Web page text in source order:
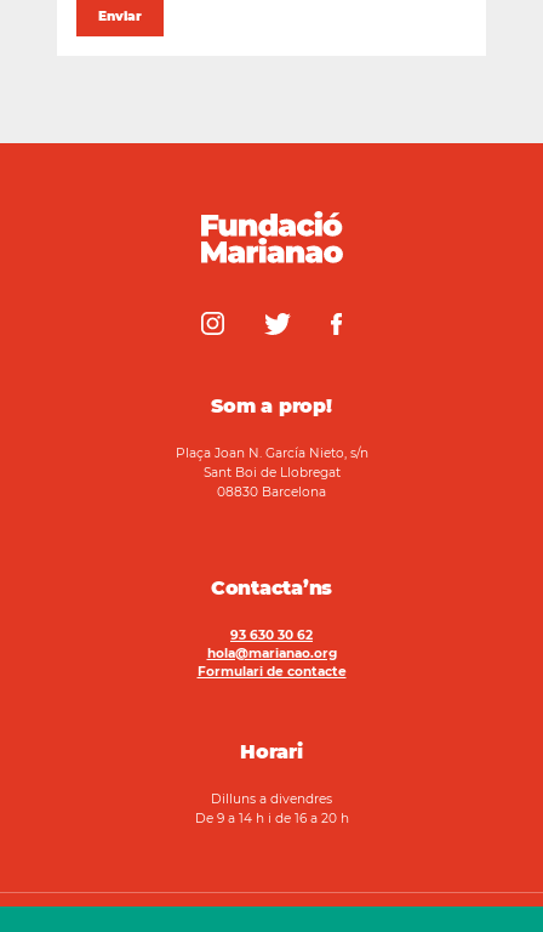
Som a prop!
Plaça Joan N. García Nieto, s/n
Sant Boi de Llobregat
08830 Barcelona
Contacta’ns
93 630 30 62
hola@marianao.org
Formulari de contacte
Horari
Dilluns a divendres
De 9 a 14 h i de 16 a 20 h